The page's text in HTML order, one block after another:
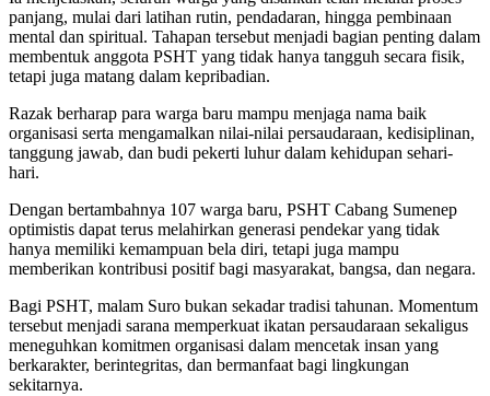
panjang, mulai dari latihan rutin, pendadaran, hingga pembinaan
mental dan spiritual. Tahapan tersebut menjadi bagian penting dalam
membentuk anggota PSHT yang tidak hanya tangguh secara fisik,
tetapi juga matang dalam kepribadian.
Razak berharap para warga baru mampu menjaga nama baik
organisasi serta mengamalkan nilai-nilai persaudaraan, kedisiplinan,
tanggung jawab, dan budi pekerti luhur dalam kehidupan sehari-
hari.
Dengan bertambahnya 107 warga baru, PSHT Cabang Sumenep
optimistis dapat terus melahirkan generasi pendekar yang tidak
hanya memiliki kemampuan bela diri, tetapi juga mampu
memberikan kontribusi positif bagi masyarakat, bangsa, dan negara.
Bagi PSHT, malam Suro bukan sekadar tradisi tahunan. Momentum
tersebut menjadi sarana memperkuat ikatan persaudaraan sekaligus
meneguhkan komitmen organisasi dalam mencetak insan yang
berkarakter, berintegritas, dan bermanfaat bagi lingkungan
sekitarnya.